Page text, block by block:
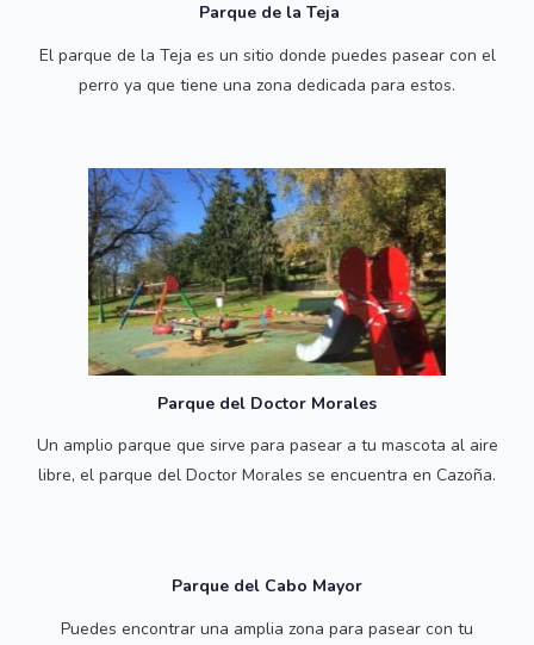
Parque de la Teja
El parque de la Teja es un sitio donde puedes pasear con el
perro ya que tiene una zona dedicada para estos.
Parque del Doctor Morales
Un amplio parque que sirve para pasear a tu mascota al aire
libre, el parque del Doctor Morales se encuentra en Cazoña.
Parque del Cabo Mayor
Puedes encontrar una amplia zona para pasear con tu